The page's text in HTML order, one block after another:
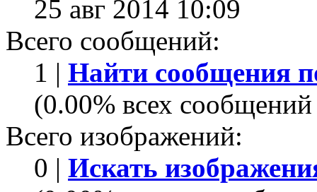
25 авг 2014 10:09
Всего сообщений:
1 | Найти сообщения
(0.00% всех
Всего изображений:
0 | Искать